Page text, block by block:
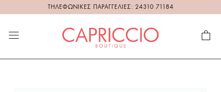
ΤΗΛΕΦΩΝΙΚΕΣ ΠΑΡΑΓΓΕΛΙΕΣ: 24310 71184